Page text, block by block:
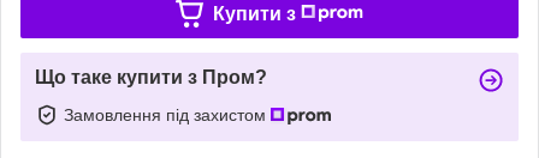
Купити з
Що таке купити з Пром?
Замовлення під захистом